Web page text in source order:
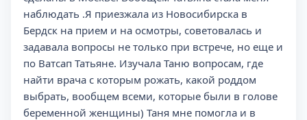
наблюдать .Я приезжала из Новосибирска в
Бердск на прием и на осмотры, советовалась и
задавала вопросы не только при встрече, но еще и
по Ватсап Татьяне. Изучала Таню вопросам, где
найти врача с которым рожать, какой роддом
выбрать, вообщем всеми, которые были в голове
беременной женщины) Таня мне помогла и в